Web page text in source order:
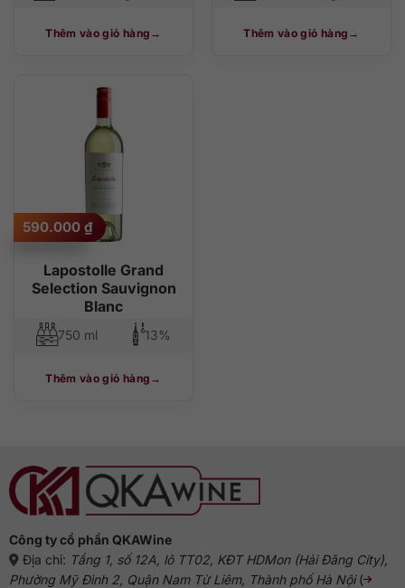
Thêm vào giỏ hàng Thêm vào giỏ hàng
Lapostolle Grand
Selection Sauvignon
Blanc
590.000 ₫
750 ml 13%
Thêm vào giỏ hàng
Công ty cổ phần QKAWine
Địa chỉ: Tầng 1, số 12A, lô TT02, KĐT HDMon (Hải Đăng City),
Phường Mỹ Đình 2, Quận Nam Từ Liêm, Thành phố Hà Nội(